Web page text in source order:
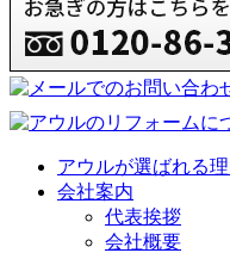
アウルが選ばれる
会社案内
代表挨拶
会社概要